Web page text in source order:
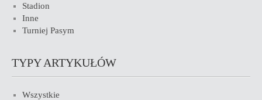
Stadion
Inne
Turniej Pasym
TYPY ARTYKUŁÓW
Wszystkie